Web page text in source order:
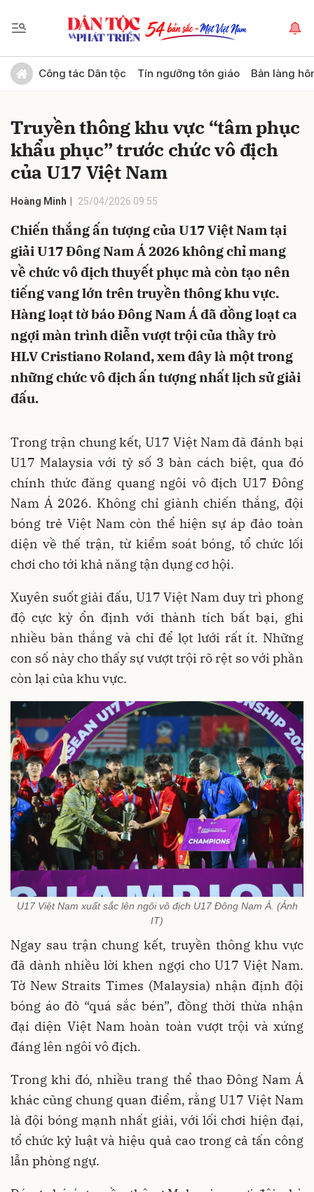
Công tác Dân tộc Tín ngưỡng tôn giáo Bản làng
Truyền thông khu vực “tâm phục
khẩu phục” trước chức vô địch
của U17 Việt Nam
Hoàng Minh 25/04/2026 09:55
Chiến thắng ấn tượng của U17 Việt Nam tại
giải U17 Đông Nam Á 2026 không chỉ mang
về chức vô địch thuyết phục mà còn tạo nên
tiếng vang lớn trên truyền thông khu vực.
Hàng loạt tờ báo Đông Nam Á đã đồng loạt ca
ngợi màn trình diễn vượt trội của thầy trò
HLV Cristiano Roland, xem đây là một trong
những chức vô địch ấn tượng nhất lịch sử giải
đấu.
Trong trận chung kết, U17 Việt Nam đã đánh bại
U17 Malaysia với tỷ số 3 bàn cách biệt, qua đó
chính thức đăng quang ngôi vô địch U17 Đông
Nam Á 2026. Không chỉ giành chiến thắng, đội
bóng trẻ Việt Nam còn thể hiện sự áp đảo toàn
diện về thế trận, từ kiểm soát bóng, tổ chức lối
chơi cho tới khả năng tận dụng cơ hội.
Xuyên suốt giải đấu, U17 Việt Nam duy trì phong
độ cực kỳ ổn định với thành tích bất bại, ghi
nhiều bàn thắng và chỉ để lọt lưới rất ít. Những
con số này cho thấy sự vượt trội rõ rệt so với phần
còn lại của khu vực.
U17 Việt Nam xuất sắc lên ngôi vô địch U17 Đông Nam Á. (Ảnh
IT)
Ngay sau trận chung kết, truyền thông khu vực
đã dành nhiều lời khen ngợi cho U17 Việt Nam.
Tờ New Straits Times (Malaysia) nhận định đội
bóng áo đỏ “quá sắc bén”, đồng thời thừa nhận
đại diện Việt Nam hoàn toàn vượt trội và xứng
đáng lên ngôi vô địch.
Trong khi đó, nhiều trang thể thao Đông Nam Á
khác cũng chung quan điểm, rằng U17 Việt Nam
là đội bóng mạnh nhất giải, với lối chơi hiện đại,
tổ chức kỷ luật và hiệu quả cao trong cả tấn công
lẫn phòng ngự.
Gửi bình luận